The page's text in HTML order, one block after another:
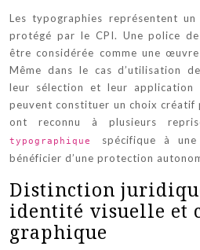
Les typographies représentent
protégé par le CPI. Une police
être considérée comme une
Même dans le cas d’utilisation
leur sélection et leur application
peuvent constituer un choix créatif
ont reconnu à plusieurs
typographique spécifique à
bénéficier d’une protection
Distinction
identité visuelle et
graphique